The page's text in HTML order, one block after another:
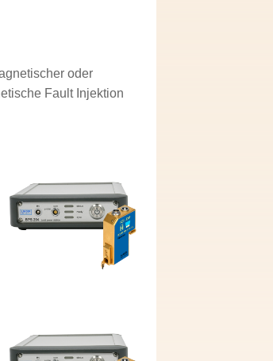
oder
Fault Injektion